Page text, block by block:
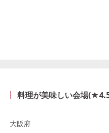
料理が美味しい会場
大阪府